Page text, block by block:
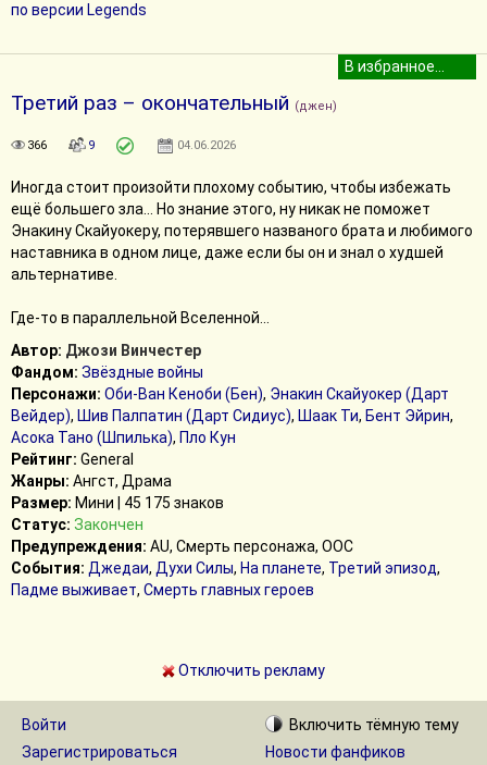
по версии Legends
Третий раз – окончательный (джен)
366 9 04.06.2026
Иногда стоит произойти плохому событию, чтобы избежать
ещё большего зла... Но знание этого, ну никак не поможет
Энакину Скайуокеру, потерявшего названого брата и любимого
наставника в одном лице, даже если бы он и знал о худшей
альтернативе.
Где-то в параллельной Вселенной...
Автор: Джози Винчестер
Фандом: Звёздные войны
Персонажи: Оби-Ван Кеноби (Бен), Энакин Скайуокер (Дарт
Вейдер), Шив Палпатин (Дарт Сидиус), Шаак Ти, Бент Эйрин,
Асока Тано (Шпилька), Пло Кун
Рейтинг: General
Жанры: Ангст, Драма
Размер: Мини | 45 175 знаков
Статус: Закончен
Предупреждения: AU, Смерть персонажа, ООС
События: Джедаи, Духи Силы, На планете, Третий эпизод,
Падме выживает, Смерть главных героев
Отключить рекламу
Войти
Зарегистрироваться
Включить тёмную тему
Новости фанфиков